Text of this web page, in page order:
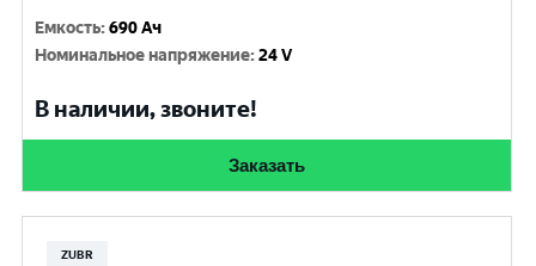
Емкость:690 Ач
Номинальное напряжение:24 V
В наличии, звоните!
Заказать
ZUBR